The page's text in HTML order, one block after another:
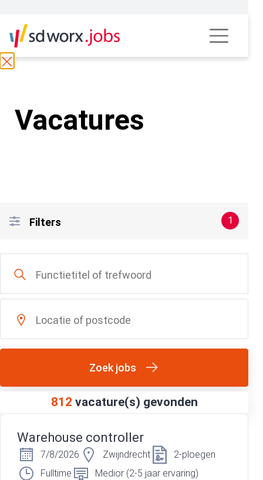
Vacatures
Filters 1
Zoek jobs
812 vacature(s) gevonden
Warehouse controller
7/8/2026 Zwijndrecht
2-ploegen
Fulltime
Medior (2-5 jaar ervaring)